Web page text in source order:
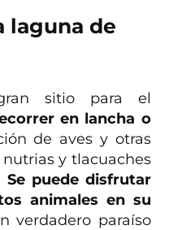
laguna de
sitio para el
en lancha o
de aves y otras
y tlacuaches
Se puede disfrutar
animales en su
verdadero paraíso